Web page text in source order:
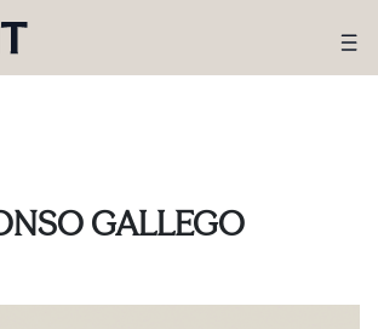
GALLEGO